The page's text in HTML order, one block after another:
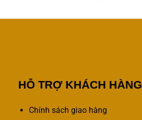
HỖ TRỢ KHÁCH HÀNG
Chính sách giao hàng